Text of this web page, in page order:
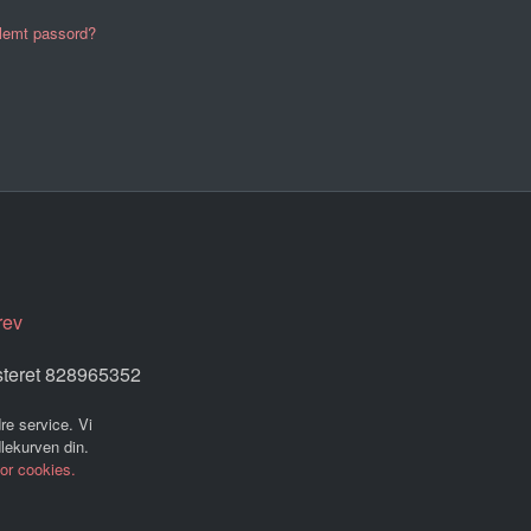
passord?
828965352
service. Vi
din.
cookies.